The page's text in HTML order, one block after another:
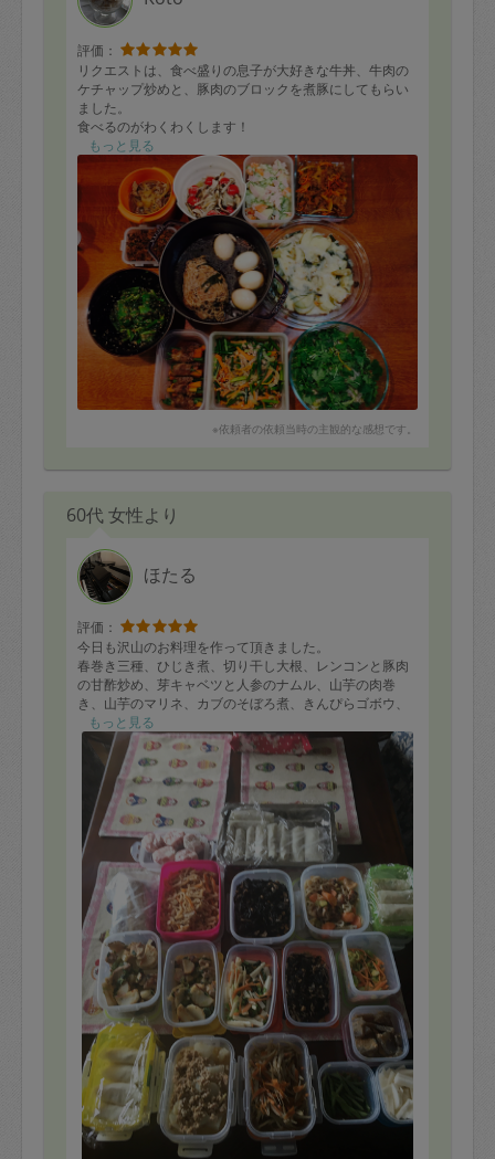
評価：
リクエストは、食べ盛りの息子が大好きな牛丼、牛肉の
ケチャップ炒めと、豚肉のブロックを煮豚にしてもらい
ました。
食べるのがわくわくします！
あとは、夫と私の好物のパクチーサラダ、便利なそぼ
ろ、お弁当に入れる肉巻きやポテトサラダなど、4月から
の新生活を楽にしてくれるメニューばかりで助かりまし
た。
夕食に食べた新ジャガのチーズ焼きは、普段チーズをあ
まり食べない娘がパクパク食べてくれました。
さすがです‼︎
またよろしくお願いします。
もっと見る
※依頼者の依頼当時の主観的な感想です。
60代 女性より
ほたる
評価：
今日も沢山のお料理を作って頂きました。
春巻き三種、ひじき煮、切り干し大根、レンコンと豚肉
の甘酢炒め、芽キャベツと人参のナムル、山芋の肉巻
き、山芋のマリネ、カブのそぼろ煮、きんぴらゴボウ、
山芋と鶏肉の中華炒め、こんにゃくの田楽、鶏ハム、イ
ンゲンの生姜和えなど、１６品作って頂きました。ほた
るさんは、一つの素材から、瞬時にレシピを考え、また
味に変化をつけて作っ下さるので、素晴らしいと思いま
す。
お人柄も、大変素晴らしく、
また、是非お願いしたいと思っております。
もっと見る